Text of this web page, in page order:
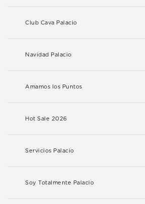
Club Cava Palacio
Navidad Palacio
Amamos los Puntos
Hot Sale 2026
Servicios Palacio
Soy Totalmente Palacio